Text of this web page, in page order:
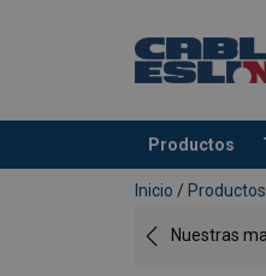
Productos
Agregado a su
Inicio / Productos
Nuestras